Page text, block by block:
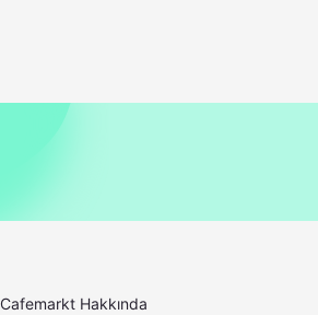
Cafemarkt Hakkında